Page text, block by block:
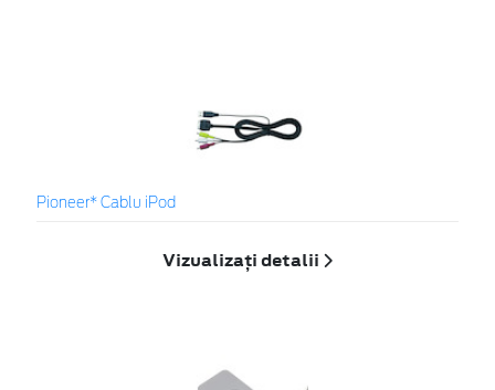
Pioneer* Cablu iPod
Vizualizați detalii